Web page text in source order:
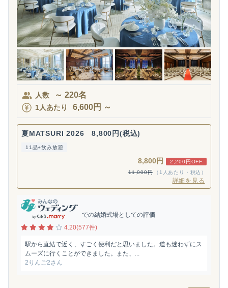
人数 ～ 220名
1人あたり 6,600円 ～
夏MATSURI 2026 8,800円(税込)
11品+飲み放題
8,800円
2,200円OFF
11,000円
（1人あたり・税込）
詳細を見る
での結婚式場としての評価
4.20(577件)
駅から直結で近く、すごく便利だと思いました。道も迷わずにス
ムーズに行くことができました。また、...
2りんご2さん